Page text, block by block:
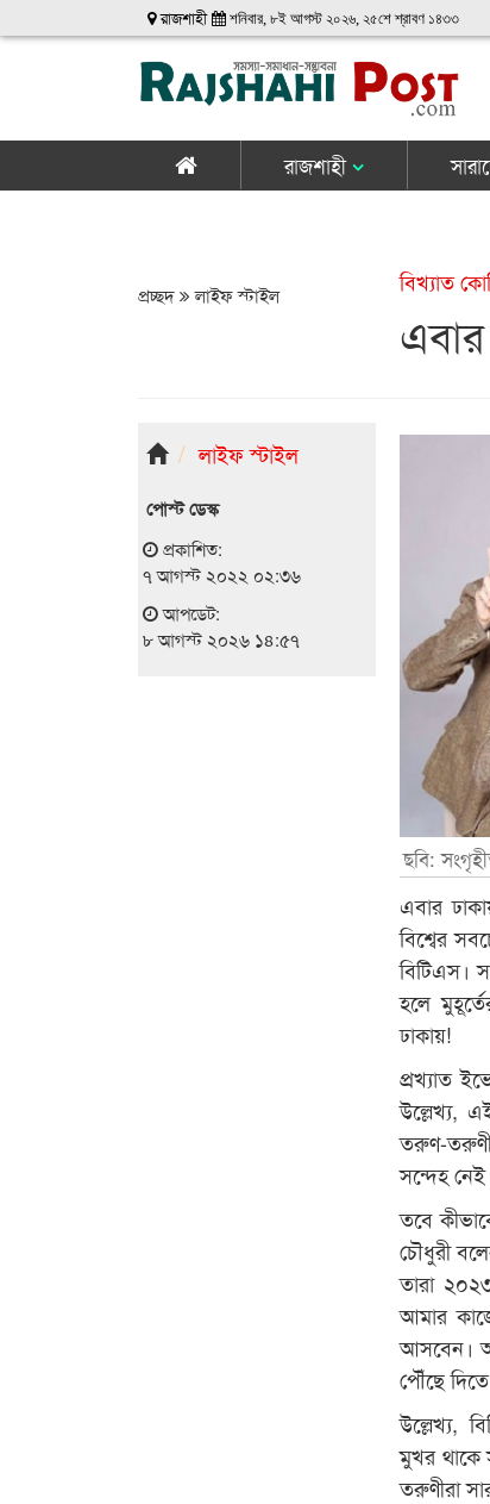
রাজশাহী শনিবার, ৮ই আগস্ট ২০২৬, ২৫শে শ্রাবণ ১৪৩৩
রাজশাহী
প্রচ্ছদ লাইফ স্টাইল বিখ্যাত
লাইফ স্টাইল
পোস্ট ডেস্ক
প্রকাশিত:
৭ আগস্ট ২০২২ ০২:৩৬
আপডেট:
৮ আগস্ট ২০২৬ ১৪:৫৭
ছবি:
এবার
বিশ্বের
বিটিএস।
হলে
ঢাকায়!
প্রখ্যাত
উল্লেখ্য,
তরুণ-
সন্দেহ
তবে
চৌধুরী
তারা
আমার
আসবেন।
পৌঁছে
উল্লেখ্য,
মুখর থাকে
তরুণীরা